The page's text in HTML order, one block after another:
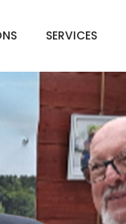
SERVICES